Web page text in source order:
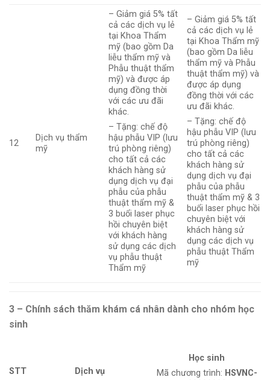
12
Dịch vụ thẩm
mỹ
– Giảm giá 5% tất
cả các dịch vụ lẻ
tại Khoa Thẩm
mỹ (bao gồm Da
liễu thẩm mỹ và
Phẫu thuật thẩm
mỹ) và được áp
dụng đồng thời
với các ưu đãi
khác.
– Tặng: chế độ
hậu phẫu VIP (lưu
trú phòng riêng)
cho tất cả các
khách hàng sử
dụng dịch vụ đại
phẫu của phẫu
thuật thẩm mỹ &
3 buổi laser phục
hồi chuyên biệt
với khách hàng
sử dụng các dịch
vụ phẫu thuật
Thẩm mỹ
– Giảm giá 5% tất
cả các dịch vụ lẻ
tại Khoa Thẩm mỹ
(bao gồm Da liễu
thẩm mỹ và Phẫu
thuật thẩm mỹ) và
được áp dụng
đồng thời với các
ưu đãi khác.
– Tặng: chế độ
hậu phẫu VIP (lưu
trú phòng riêng)
cho tất cả các
khách hàng sử
dụng dịch vụ đại
phẫu của phẫu
thuật thẩm mỹ & 3
buổi laser phục hồi
chuyên biệt với
khách hàng sử
dụng các dịch vụ
phẫu thuật Thẩm
mỹ
3 – Chính sách thăm khám cá nhân dành cho nhóm học
sinh
STT Dịch vụ
Học sinh
Mã chương trình: HSVNC-